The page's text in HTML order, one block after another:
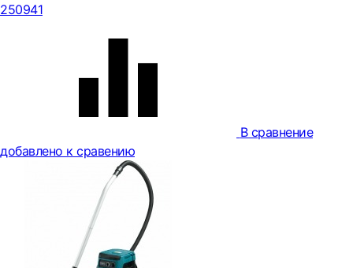
250941
В сравнение
добавлено к сравению